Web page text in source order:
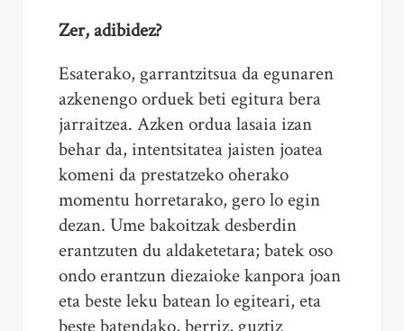
Zer, adibidez?
Esaterako, garrantzitsua da egunaren
azkenengo orduek beti egitura bera
jarraitzea. Azken ordua lasaia izan
behar da, intentsitatea jaisten joatea
komeni da prestatzeko oherako
momentu horretarako, gero lo egin
dezan. Ume bakoitzak desberdin
erantzuten du aldaketetara; batek oso
ondo erantzun diezaioke kanpora joan
eta beste leku batean lo egiteari, eta
beste batendako, berriz, guztiz